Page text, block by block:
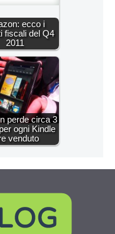
ecco i
fiscali del Q4
2011
perde circa 3
ogni Kindle
venduto